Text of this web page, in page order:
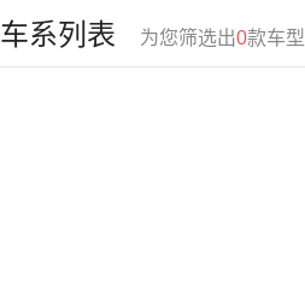
车系列表 为您筛选出0款车型